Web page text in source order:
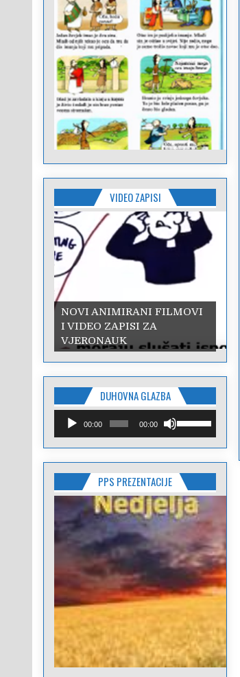
VIDEO ZAPISI
NOVI ANIMIRANI FILMOVI
I VIDEO ZAPISI ZA
VJERONAUK
DUHOVNA GLAZBA
Reproduktor
audiozapisa
00:00 00:00
tipke
kako
biste
pojačali
ili
smanjili
zvuk.
PPS PREZENTACIJE